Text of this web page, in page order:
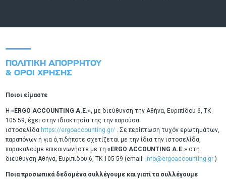
ΠΟΛΙΤΙΚΗ ΑΠΟΡΡΗΤΟΥ
& ΟΡΟΙ ΧΡΗΣΗΣ
Ποιοι είμαστε
Η «ERGO ACCOUNTING A.E.», με διεύθυνση την Αθήνα, Ευριπίδου 6, ΤΚ
105 59, έχει στην ιδιοκτησία της την παρούσα
ιστοσελίδα https://ergoaccounting.gr/ . Σε περίπτωση τυχόν ερωτημάτων,
παραπόνων ή για ό,τιδήποτε σχετίζεται με την ίδια την ιστοσελίδα,
παρακαλούμε επικοινωνήστε με τη «ERGO ACCOUNTING A.E.» στη
διεύθυνση Αθήνα, Ευριπίδου 6, ΤΚ 105 59 (email: info@ergoaccounting.gr )
Ποια προσωπικά δεδομένα συλλέγουμε και γιατί τα συλλέγουμε